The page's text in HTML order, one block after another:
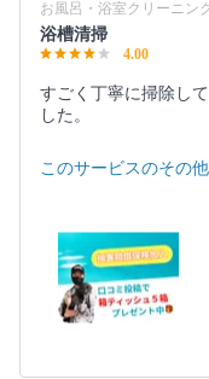
お風呂・浴室クリーニン
浴槽清掃
4.00
すごく丁寧に掃除し
した。
このサービスのその